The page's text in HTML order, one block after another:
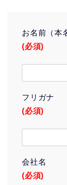
お名前（本
(必須)
フリガナ
(必須)
会社名
(必須)